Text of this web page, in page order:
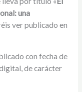
una
ver publicado en
con fecha de
de carácter